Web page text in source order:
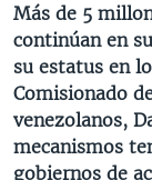
PANORAMA
ESTADOS
EL MUNDO AL
FORO [RADIO]
DEPORTIVO
Learning English
SÍGANOS
Más de 5
continúan en
su estatus en
Comisionado
venezolanos,
mecanismos
gobiernos de